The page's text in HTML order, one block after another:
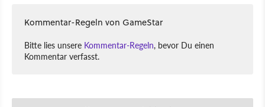
Kommentar-Regeln von GameStar
Bitte lies unsere Kommentar-Regeln, bevor Du einen
Kommentar verfasst.